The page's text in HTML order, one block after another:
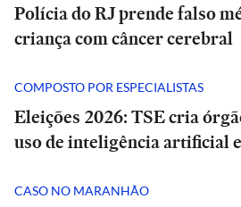
Polícia do RJ prende falso
criança com câncer cerebral
COMPOSTO POR ESPECIALISTAS
Eleições 2026: TSE cria
uso de inteligência artificial
CASO NO MARANHÃO